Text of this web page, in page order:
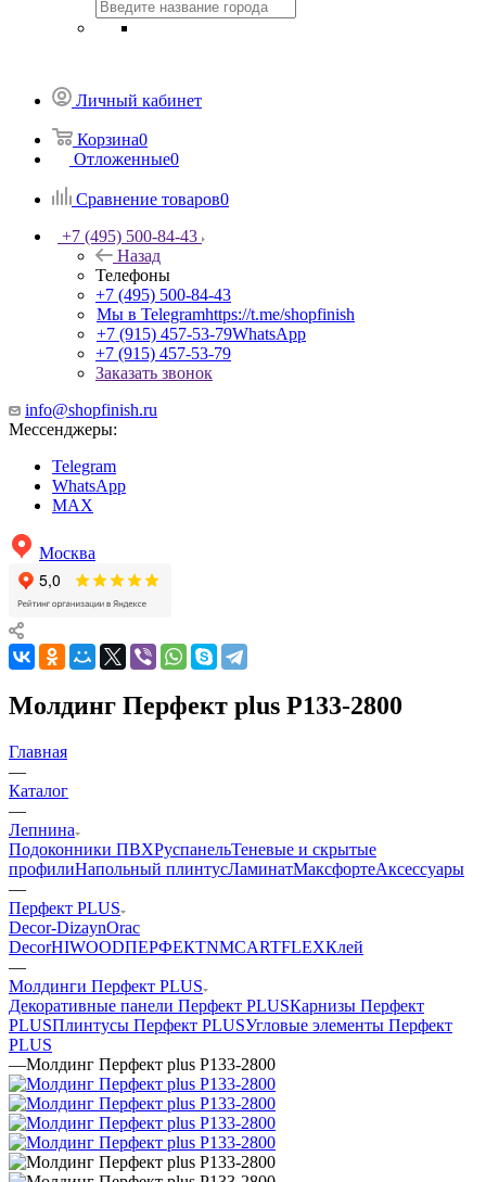
Личный кабинет
Корзина0
Отложенные0
Сравнение товаров0
+7 (495) 500-84-43
Назад
Телефоны
+7 (495) 500-84-43
Мы в Telegramhttps://t.me/shopfinish
+7 (915) 457-53-79WhatsApp
+7 (915) 457-53-79
Заказать звонок
info@shopfinish.ru
Мессенджеры:
Telegram
WhatsApp
MAX
Москва
Молдинг Перфект plus P133-2800
Главная
—
Каталог
—
Лепнина
Подоконники ПВХРуспанельТеневые и скрытые
профилиНапольный плинтусЛаминатМаксфортеАксессуары
—
Перфект PLUS
Decor-DizaynOrac
DecorHIWOODПЕРФЕКТNMCARTFLEXКлей
—
Молдинги Перфект PLUS
Декоративные панели Перфект PLUSКарнизы Перфект
PLUSПлинтусы Перфект PLUSУгловые элементы Перфект
PLUS
—Молдинг Перфект plus P133-2800